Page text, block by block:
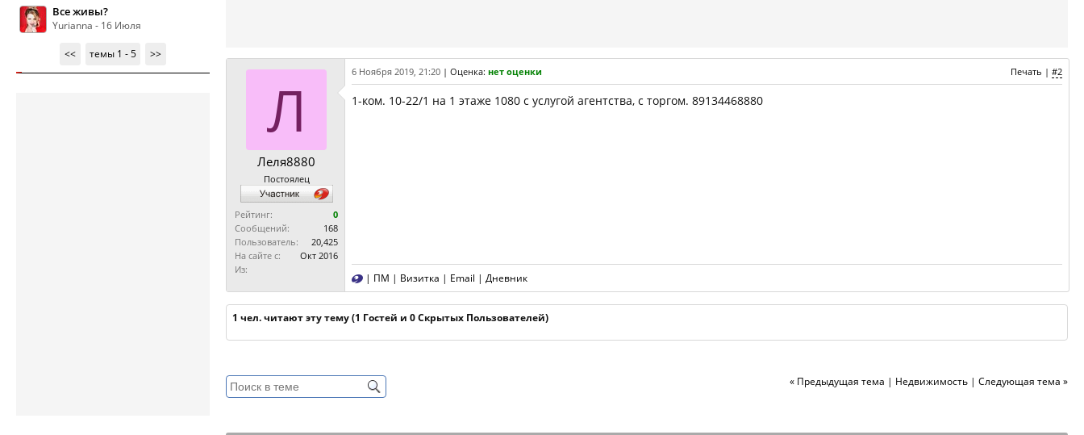
Все живы?
Yurianna - 16 Июля
<< темы 1 - 5 >>
Л
Леля8880
Постоялец
Рейтинг:
0
Сообщений:
168
Пользователь:
20,425
На сайте с:
Окт 2016
Из:
Печать | #2
6 Ноября 2019, 21:20 | Оценка: нет оценки
1-ком. 10-22/1 на 1 этаже 1080 с услугой агентства, с торгом. 89134468880
| ПМ | Визитка | Email | Дневник
1 чел. читают эту тему (1 Гостей и 0 Скрытых Пользователей)
« Предыдущая тема | Недвижимость | Следующая тема »